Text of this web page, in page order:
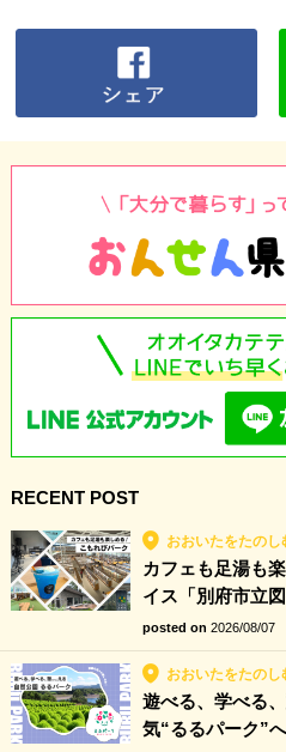
RECENT POST
おおいたをたのし
カフェも足湯も
イス「別府市立
posted on 2026/08/07
おおいたをたのし
遊べる、学べる
気“るるパーク”